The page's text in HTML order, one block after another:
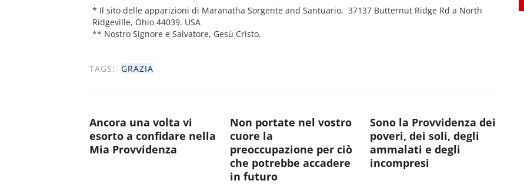
* Il sito delle apparizioni di Maranatha Sorgente and Santuario, 37137 Butternut Ridge Rd a North
Ridgeville, Ohio 44039. USA
** Nostro Signore e Salvatore, Gesù Cristo.
TAGS: GRAZIA
Ancora una volta vi
esorto a confidare nella
Mia Provvidenza
Non portate nel vostro
cuore la
preoccupazione per ciò
che potrebbe accadere
in futuro
Sono la Provvidenza dei
poveri, dei soli, degli
ammalati e degli
incompresi